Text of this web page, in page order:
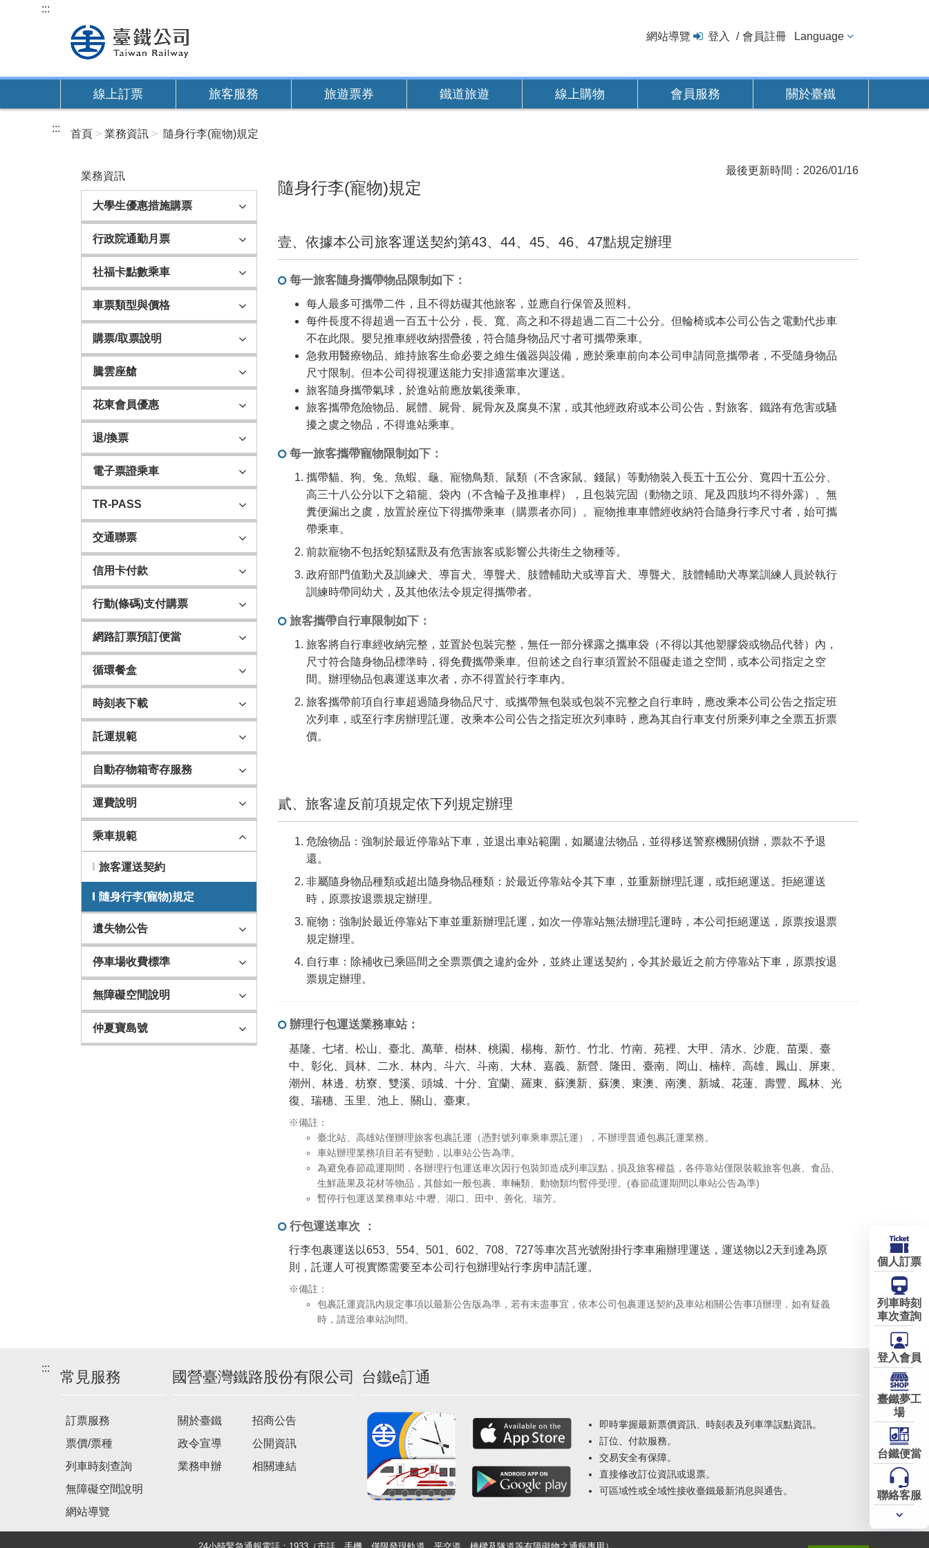
內
:::
網站導覽 登入 會員註冊 Language
線上訂票 旅客服務 旅遊票券 鐵道旅遊 線上購物 會員服務 關於臺鐵
::: 首頁 業務資訊 隨身行李(寵物)規定
業務資訊
大學生優惠措施購票
行政院通勤月票
社福卡點數乘車
車票類型與價格
購票/取票說明
騰雲座艙
花東會員優惠
退/換票
電子票證乘車
TR-PASS
交通聯票
信用卡付款
行動(條碼)支付購票
網路訂票預訂便當
循環餐盒
時刻表下載
託運規範
自動存物箱寄存服務
運費說明
乘車規範
旅客運送契約
隨身行李(寵物)規定
遺失物公告
停車場收費標準
無障礙空間說明
仲夏寶島號
隨身行李(寵物)規定
最後更新時間：2026/01/16
壹、依據本公司旅客運送契約第43、44、45、46、47點規定辦理
每一旅客隨身攜帶物品限制如下：
每人最多可攜帶二件，且不得妨礙其他旅客，並應自行保管及照料。
每件長度不得超過一百五十公分，長、寬、高之和不得超過二百二十公分。但輪椅或本公司公告之電動代步車
不在此限。嬰兒推車經收納摺疊後，符合隨身物品尺寸者可攜帶乘車。
急救用醫療物品、維持旅客生命必要之維生儀器與設備，應於乘車前向本公司申請同意攜帶者，不受隨身物品
尺寸限制。但本公司得視運送能力安排適當車次運送。
旅客隨身攜帶氣球，於進站前應放氣後乘車。
旅客攜帶危險物品、屍體、屍骨、屍骨灰及腐臭不潔，或其他經政府或本公司公告，對旅客、鐵路有危害或騷
擾之虞之物品，不得進站乘車。
每一旅客攜帶寵物限制如下：
攜帶貓、狗、兔、魚蝦、龜、寵物鳥類、鼠類（不含家鼠、錢鼠）等動物裝入長五十五公分、寬四十五公分、
高三十八公分以下之箱籠、袋內（不含輪子及推車桿），且包裝完固（動物之頭、尾及四肢均不得外露）、無
糞便漏出之虞，放置於座位下得攜帶乘車（購票者亦同）。寵物推車車體經收納符合隨身行李尺寸者，始可攜
帶乘車。
前款寵物不包括蛇類猛獸及有危害旅客或影響公共衛生之物種等。
政府部門值勤犬及訓練犬、導盲犬、導聾犬、肢體輔助犬或導盲犬、導聾犬、肢體輔助犬專業訓練人員於執行
訓練時帶同幼犬，及其他依法令規定得攜帶者。
旅客攜帶自行車限制如下：
旅客將自行車經收納完整，並置於包裝完整，無任一部分裸露之攜車袋（不得以其他塑膠袋或物品代替）內，
尺寸符合隨身物品標準時，得免費攜帶乘車。但前述之自行車須置於不阻礙走道之空間，或本公司指定之空
間。辦理物品包裹運送車次者，亦不得置於行李車內。
旅客攜帶前項自行車超過隨身物品尺寸、或攜帶無包裝或包裝不完整之自行車時，應改乘本公司公告之指定班
次列車，或至行李房辦理託運。改乘本公司公告之指定班次列車時，應為其自行車支付所乘列車之全票五折票
價。
貳、旅客違反前項規定依下列規定辦理
危險物品：強制於最近停靠站下車，並退出車站範圍，如屬違法物品，並得移送警察機關偵辦，票款不予退
還。
非屬隨身物品種類或超出隨身物品種類：於最近停靠站令其下車，並重新辦理託運，或拒絕運送。拒絕運送
時，原票按退票規定辦理。
寵物：強制於最近停靠站下車並重新辦理託運，如次一停靠站無法辦理託運時，本公司拒絕運送，原票按退票
規定辦理。
自行車：除補收已乘區間之全票票價之違約金外，並終止運送契約，令其於最近之前方停靠站下車，原票按退
票規定辦理。
辦理行包運送業務車站：
基隆、七堵、松山、臺北、萬華、樹林、桃園、楊梅、新竹、竹北、竹南、苑裡、大甲、清水、沙鹿、苗栗、臺
中、彰化、員林、二水、林內、斗六、斗南、大林、嘉義、新營、隆田、臺南、岡山、楠梓、高雄、鳳山、屏東、
潮州、林邊、枋寮、雙溪、頭城、十分、宜蘭、羅東、蘇澳新、蘇澳、東澳、南澳、新城、花蓮、壽豐、鳳林、光
復、瑞穗、玉里、池上、關山、臺東。
備註：
臺北站、高雄站僅辦理旅客包裹託運（憑對號列車乘車票託運），不辦理普通包裹託運業務。
車站辦理業務項目若有變動，以車站公告為準。
為避免春節疏運期間，各辦理行包運送車次因行包裝卸造成列車誤點，損及旅客權益，各停靠站僅限裝載旅客包裹、食品、
生鮮蔬果及花材等物品，其餘如一般包裹、車輛類、動物類均暫停受理。(春節疏運期間以車站公告為準)
暫停行包運送業務車站:中壢、湖口、田中、善化、瑞芳。
行包運送車次 ：
行李包裹運送以653、554、501、602、708、727等車次莒光號附掛行李車廂辦理運送，運送物以2天到達為原
則，託運人可視實際需要至本公司行包辦理站行李房申請託運。
備註：
包裹託運資訊內規定事項以最新公告版為準，若有未盡事宜，依本公司包裹運送契約及車站相關公告事項辦理，如有疑義
時，請逕洽車站詢問。
:::
常見服務
訂票服務
票價/票種
列車時刻查詢
無障礙空間說明
網站導覽
國營臺灣鐵路股份有限公司
關於臺鐵
政令宣導
業務申辦
招商公告
公開資訊
相關連結
台鐵e訂通
即時掌握最新票價資訊、時刻表及列車準誤點資訊。
訂位、付款服務。
交易安全有保障。
直接修改訂位資訊或退票。
可區域性或全域性接收臺鐵最新消息與通告。
個人訂票
列車時刻
車次查詢
登入會員
臺鐵夢工
場
台鐵便當
聯絡客服
常用